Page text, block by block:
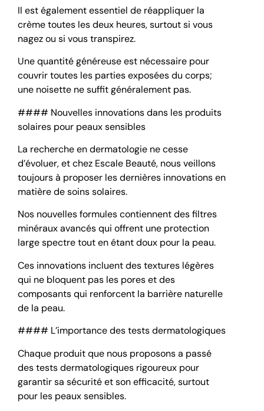
Il est également essentiel de réappliquer la
crème toutes les deux heures, surtout si vous
nagez ou si vous transpirez.
Une quantité généreuse est nécessaire pour
couvrir toutes les parties exposées du corps;
une noisette ne suffit généralement pas.
#### Nouvelles innovations dans les produits
solaires pour peaux sensibles
La recherche en dermatologie ne cesse
d’évoluer, et chez Escale Beauté, nous veillons
toujours à proposer les dernières innovations en
matière de soins solaires.
Nos nouvelles formules contiennent des filtres
minéraux avancés qui offrent une protection
large spectre tout en étant doux pour la peau.
Ces innovations incluent des textures légères
qui ne bloquent pas les pores et des
composants qui renforcent la barrière naturelle
de la peau.
#### L’importance des tests dermatologiques
Chaque produit que nous proposons a passé
des tests dermatologiques rigoureux pour
garantir sa sécurité et son efficacité, surtout
pour les peaux sensibles.